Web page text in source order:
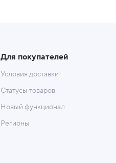
Для покупателей
Условия доставки
Статусы товаров
Новый функционал
Регионы